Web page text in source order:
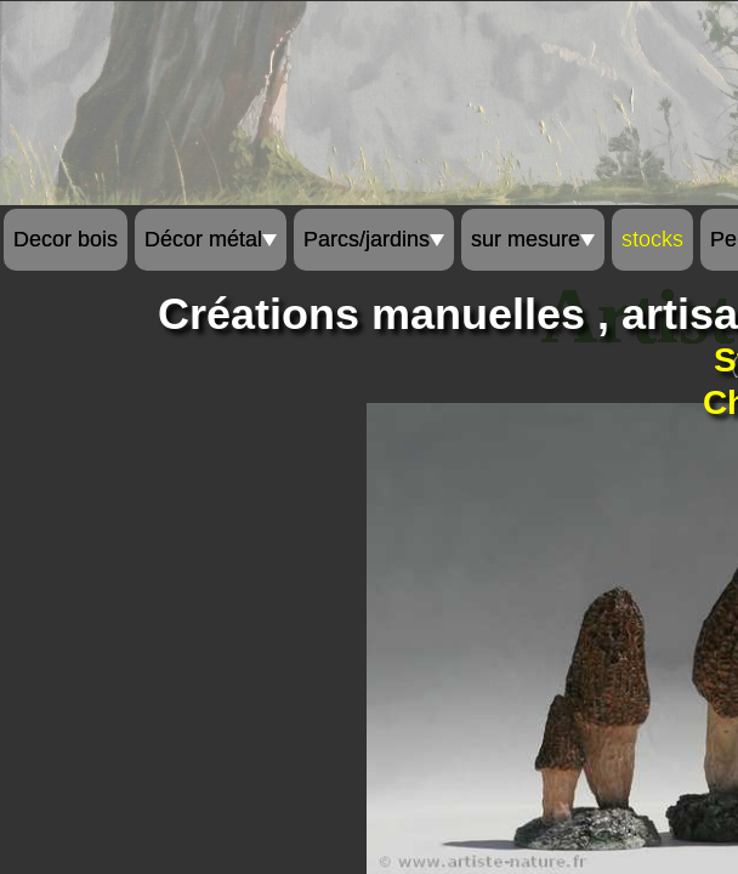
Decor bois Décor métal Parcs/jardins sur mesure stocks
Créations manuelles ,